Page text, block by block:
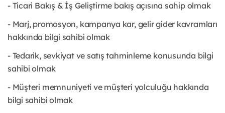
- Ticari Bakış & İş Geliştirme bakış açısına sahip olmak
- Marj, promosyon, kampanya kar, gelir gider kavramları
hakkında bilgi sahibi olmak
- Tedarik, sevkiyat ve satış tahminleme konusunda bilgi
sahibi olmak
- Müşteri memnuniyeti ve müşteri yolculuğu hakkında
bilgi sahibi olmak